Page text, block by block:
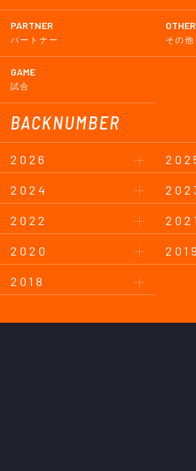
PARTNER
パートナー その他
GAME
試合
BACKNUMBER
2026
2024
2022
2021
2020
2019
2018